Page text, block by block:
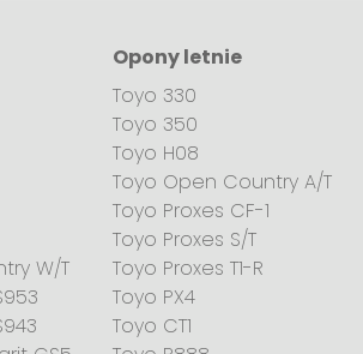
W/T
Opony letnie
Toyo 330
Toyo 350
Toyo H08
Toyo Open Country A/T
Toyo Proxes CF-1
Toyo Proxes S/T
Toyo Proxes T1-R
Toyo PX4
Toyo CT1